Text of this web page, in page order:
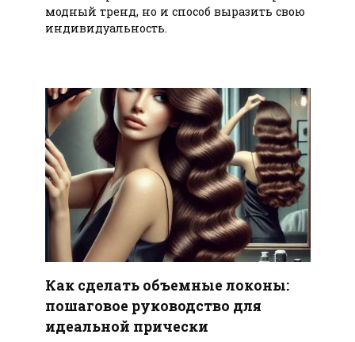
модный тренд, но и способ выразить свою
индивидуальность.
Как сделать объемные локоны:
пошаговое руководство для
идеальной прически